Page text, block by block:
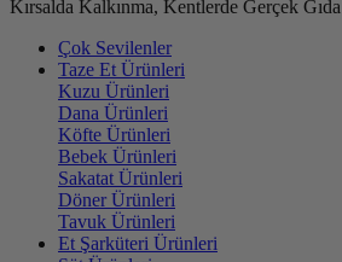
Kırsalda Kalkınma, Kentlerde Gerçek Gıda
Çok Sevilenler
Taze Et Ürünleri
Kuzu Ürünleri
Dana Ürünleri
Köfte Ürünleri
Bebek Ürünleri
Sakatat Ürünleri
Döner Ürünleri
Tavuk Ürünleri
Et Şarküteri Ürünleri